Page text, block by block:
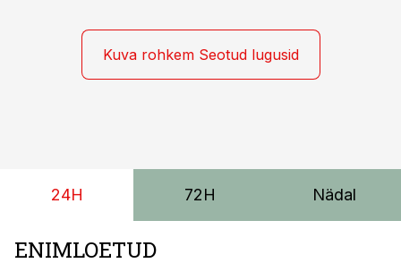
Kuva rohkem Seotud lugusid
24H 72H Nädal
ENIMLOETUD